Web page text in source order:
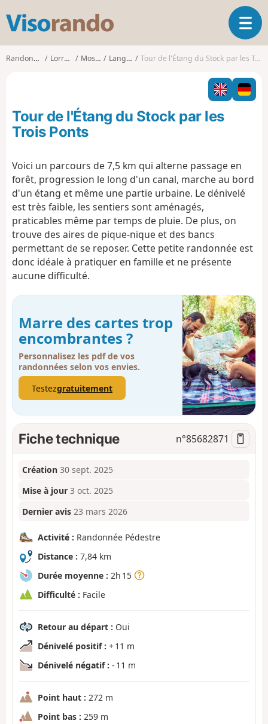
s
o
o
O
u
i
r
l
g
Randonnées Lorraine Moselle Langatte Tour de l'Étang du Stock par les Trois Ponts
Tour de l'Étang du Stock par les
Trois Ponts
Voici un parcours de 7,5 km qui alterne passage en
forêt, progression le long d'un canal, marche au bord
d'un étang et même une partie urbaine. Le dénivelé
est très faible, les sentiers sont aménagés,
praticables même par temps de pluie. De plus, on
trouve des aires de pique-nique et des bancs
permettant de se reposer. Cette petite randonnée est
donc idéale à pratiquer en famille et ne présente
aucune difficulté.
Marre des cartes trop
encombrantes ?
Personnalisez les pdf de vos
randonnées selon vos envies.
Testezgratuitement
Fiche technique n°85682871
Création 30 sept. 2025
Mise à jour 3 oct. 2025
Dernier avis 23 mars 2026
Activité : Randonnée Pédestre
Distance : 7,84 km
Durée moyenne : 2h 15
Difficulté : Facile
Retour au départ : Oui
Dénivelé positif : + 11 m
Dénivelé négatif : - 11 m
Point haut : 272 m
Point bas : 259 m